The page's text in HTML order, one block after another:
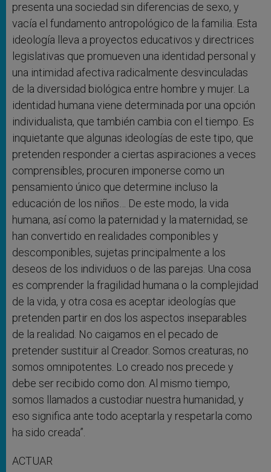
presenta una sociedad sin diferencias de sexo, y
vacía el fundamento antropológico de la familia. Esta
ideología lleva a proyectos educativos y directrices
legislativas que promueven una identidad personal y
una intimidad afectiva radicalmente desvinculadas
de la diversidad biológica entre hombre y mujer. La
identidad humana viene determinada por una opción
individualista, que también cambia con el tiempo. Es
inquietante que algunas ideologías de este tipo, que
pretenden responder a ciertas aspiraciones a veces
comprensibles, procuren imponerse como un
pensamiento único que determine incluso la
educación de los niños… De este modo, la vida
humana, así como la paternidad y la maternidad, se
han convertido en realidades componibles y
descomponibles, sujetas principalmente a los
deseos de los individuos o de las parejas. Una cosa
es comprender la fragilidad humana o la complejidad
de la vida, y otra cosa es aceptar ideologías que
pretenden partir en dos los aspectos inseparables
de la realidad. No caigamos en el pecado de
pretender sustituir al Creador. Somos creaturas, no
somos omnipotentes. Lo creado nos precede y
debe ser recibido como don. Al mismo tiempo,
somos llamados a custodiar nuestra humanidad, y
eso significa ante todo aceptarla y respetarla como
ha sido creada”.
ACTUAR